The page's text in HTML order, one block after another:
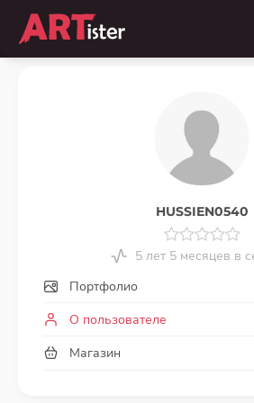
HUSSIEN0540
5 лет 5 месяцев в
Портфолио
О пользователе
Магазин